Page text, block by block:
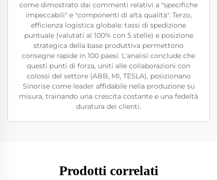
come dimostrato dai commenti relativi a "specifiche
impeccabili" e "componenti di alta qualità". Terzo,
efficienza logistica globale: tassi di spedizione
puntuale (valutati al 100% con 5 stelle) e posizione
strategica della base produttiva permettono
consegne rapide in 100 paesi. L'analisi conclude che
questi punti di forza, uniti alle collaborazioni con
colossi del settore (ABB, MI, TESLA), posizionano
Sinorise come leader affidabile nella produzione su
misura, trainando una crescita costante e una fedeltà
duratura dei clienti.
Prodotti correlati